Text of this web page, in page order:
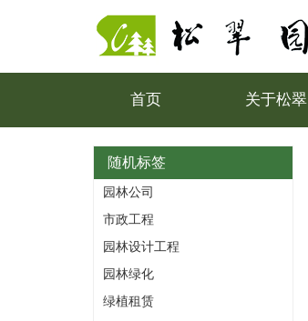
首页 关于松翠
随机标签
园林公司
市政工程
园林设计工程
园林绿化
绿植租赁